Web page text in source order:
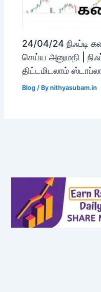
24/04/24 நிஃப்டி
செய்ய அனுமதி |
திட்டமிடலாம்
Blog / Bynithyasubam.in